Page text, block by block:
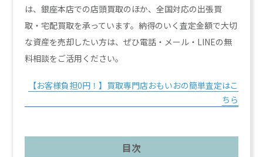
は、銀座本店での店頭買取のほか、全国対応の出張買
取・宅配買取を承っています。納得のいく査定金額で大切
な資産を売却したい方は、ぜひ電話・メール・LINEの無
料相談をご活用ください。
【お客様負担0円！】買取専門店おもいおの簡単査定はこ
ちら
目次